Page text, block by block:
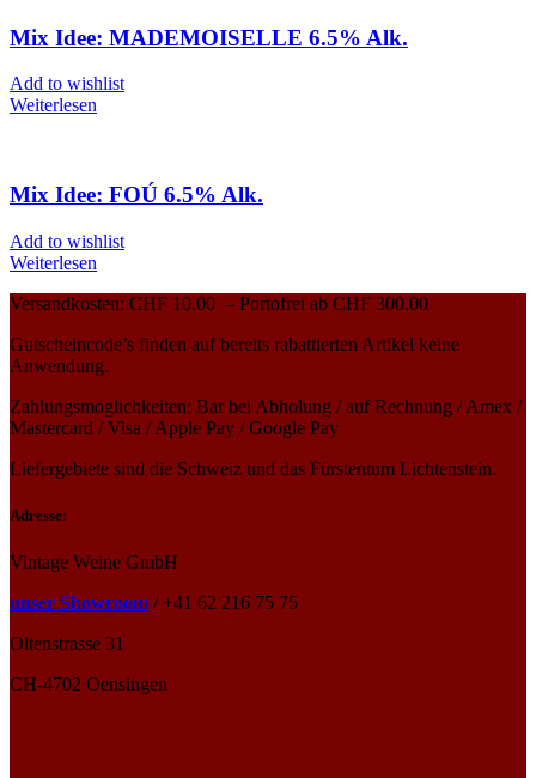
Mix Idee: MADEMOISELLE 6.5% Alk.
Add to wishlist
Weiterlesen
Mix Idee: FOÚ 6.5% Alk.
Add to wishlist
Weiterlesen
Versandkosten: CHF 10.00 – Portofrei ab CHF 300.00
Gutscheincode’s finden auf bereits rabattierten Artikel keine
Anwendung.
Zahlungsmöglichkeiten: Bar bei Abholung / auf Rechnung / Amex /
Mastercard / Visa / Apple Pay / Google Pay
Liefergebiete sind die Schweiz und das Fürstentum Lichtenstein.
Adresse:
Vintage Weine GmbH
unser Showroom / +41 62 216 75 75
Oltenstrasse 31
CH-4702 Oensingen